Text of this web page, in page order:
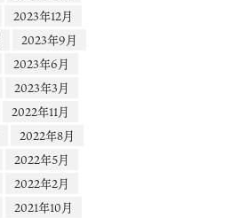
2023年12月
2023年9月
2023年6月
2023年3月
2022年11月
2022年8月
2022年5月
2022年2月
2021年10月